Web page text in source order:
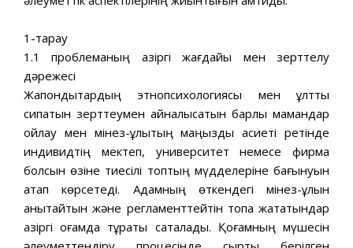
1-тарау
1.1 проблеманың қазіргі жағдайы мен зерттелу
дәрежесі
Жапондықтардың этнопсихологиясы мен ұлттық
сипатын зерттеумен айналысатын барлық мамандар
ойлау мен мінез-құлықтың маңызды қасиеті ретінде
индивидтің мектеп, университет немесе фирма
болсын өзіне тиесілі топтың мүдделеріне бағынуын
атап көрсетеді. Адамның өткендегі мінез-құлқын
анықтайтын және регламенттейтін топқа жататындар
қазіргі қоғамда тұрақты сақталады. Қоғамның мүшесін